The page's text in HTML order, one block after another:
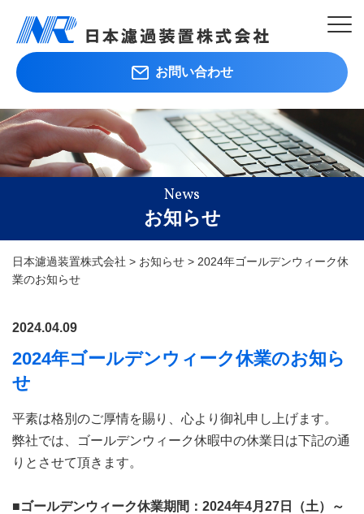
お問い合わせ
News
お知らせ
日本濾過装置株式会社 > お知らせ > 2024年ゴールデンウィーク休
業のお知らせ
2024.04.09
2024年ゴールデンウィーク休業のお知ら
せ
平素は格別のご厚情を賜り、心より御礼申し上げます。
弊社では、ゴールデンウィーク休暇中の休業日は下記の通
りとさせて頂きます。
■ゴールデンウィーク休業期間：2024年4月27日（土）～